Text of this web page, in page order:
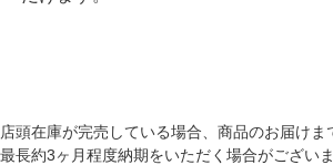
店頭在庫が完売している場合、商品のお届けま
最長約3ヶ月程度納期をいただく場合がございま